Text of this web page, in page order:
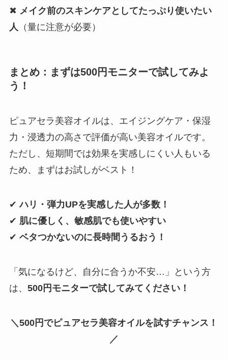
✖ メイク前のスキンケアとしてたっぷり使いたい
人
（量に注意が必要）
まとめ：まずは500円モニターで試してみよ
う！
ピュアセラ美容オイルは、エイジングケア・保湿
力・浸透力の高さで評価が高い美容オイルです。
ただし、短期間では効果を実感しにくい人もいる
ため、まずはお試しがベスト！
✔ハリ・弾力UPを実感した人が多数！
✔ 肌に優しく、敏感肌でも使いやすい
✔ ベタつかないのに長時間うるおう！
「気になるけど、自分に合うか不安…」という方
は、 500円モニターで試してみてください！
＼500円でピュアセラ美容オイルを試すチャンス！
／